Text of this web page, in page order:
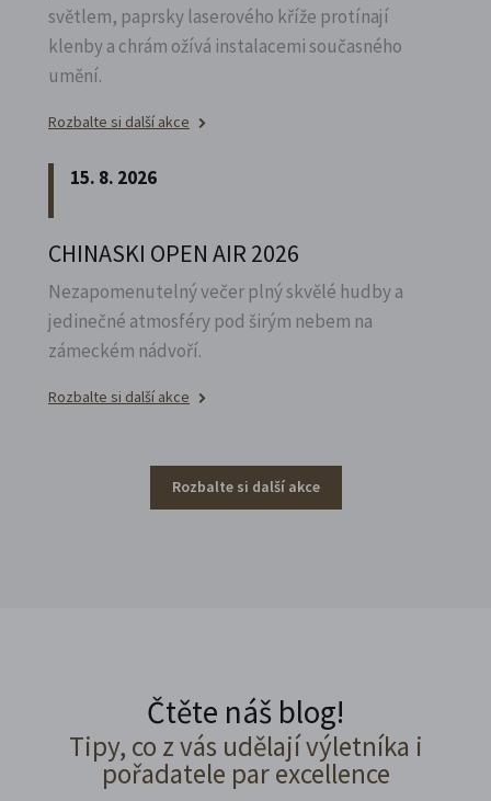
světlem, paprsky laserového kříže protínají
klenby a chrám ožívá instalacemi současného
umění.
Rozbalte si další akce
15. 8. 2026
CHINASKI OPEN AIR 2026
Nezapomenutelný večer plný skvělé hudby a
jedinečné atmosféry pod širým nebem na
zámeckém nádvoří.
Rozbalte si další akce
Rozbalte si další akce
Čtěte náš blog!
Tipy, co z vás udělají výletníka i
pořadatele par excellence